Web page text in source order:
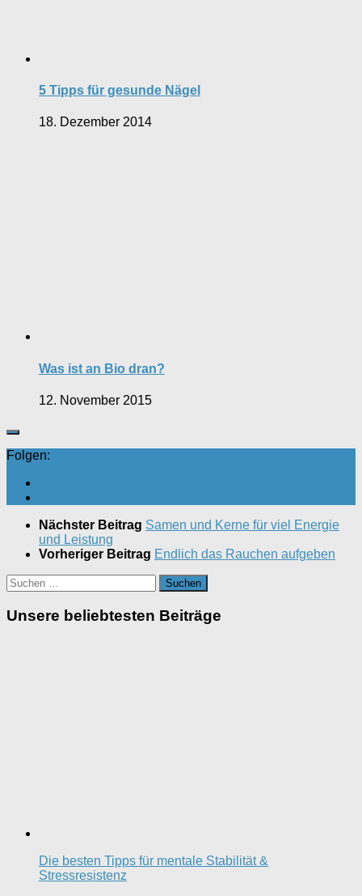
5 Tipps für gesunde Nägel
18. Dezember 2014
Was ist an Bio dran?
12. November 2015
Folgen:
Nächster Beitrag Samen und Kerne für viel Energie
und Leistung
Vorheriger Beitrag Endlich das Rauchen aufgeben
Suchen
nach:
Unsere beliebtesten Beiträge
Die besten Tipps für mentale Stabilität &
Stressresistenz